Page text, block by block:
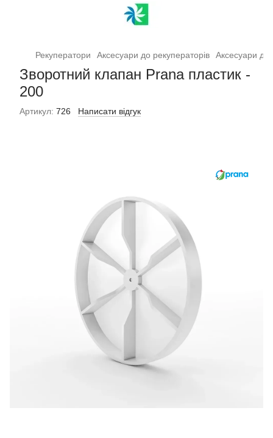
Рекуператори Аксесуари до рекуператорів Аксесуари до
Зворотний клапан Prana пластик -
200
Артикул: 726 Написати відгук